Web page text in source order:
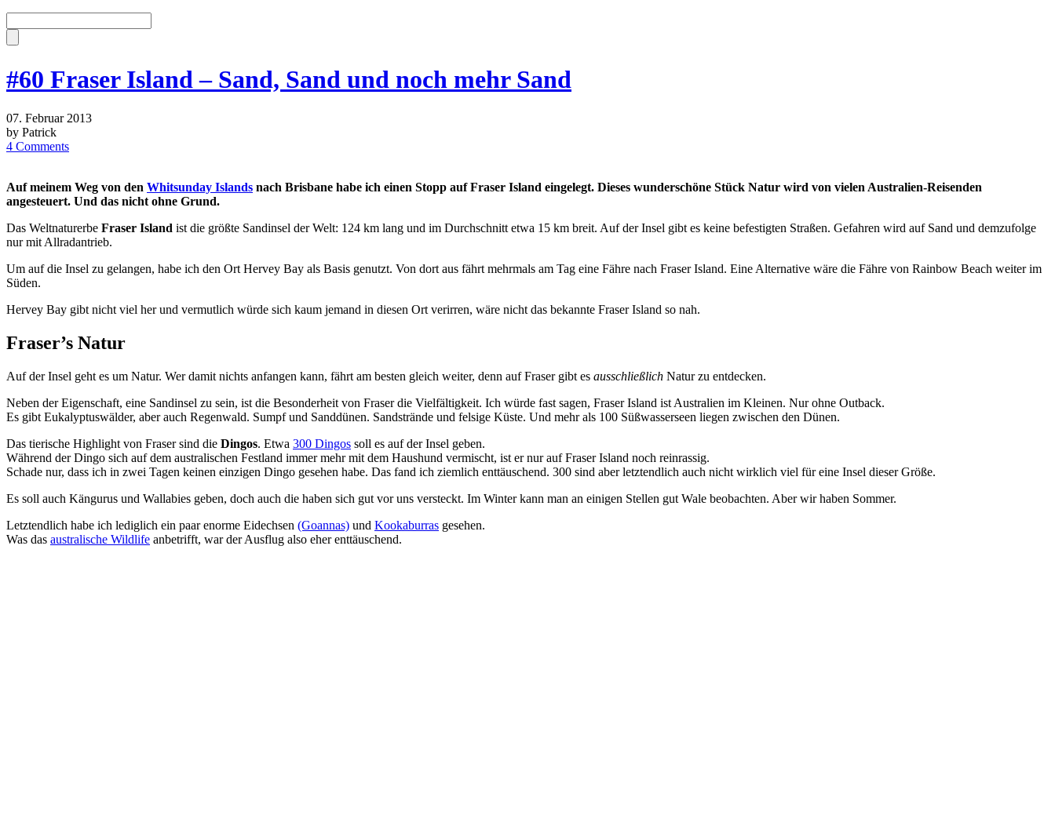
#60 Fraser Island – Sand, Sand und noch mehr Sand
07. Februar 2013
by Patrick
4 Comments
Auf meinem Weg von den Whitsunday Islands nach Brisbane habe ich einen Stopp auf Fraser Island eingelegt. Dieses wunderschöne Stück Natur wird von vielen Australien-Reisenden
angesteuert. Und das nicht ohne Grund.
Das Weltnaturerbe Fraser Island ist die größte Sandinsel der Welt: 124 km lang und im Durchschnitt etwa 15 km breit. Auf der Insel gibt es keine befestigten Straßen. Gefahren wird auf Sand und demzufolge
nur mit Allradantrieb.
Um auf die Insel zu gelangen, habe ich den Ort Hervey Bay als Basis genutzt. Von dort aus fährt mehrmals am Tag eine Fähre nach Fraser Island. Eine Alternative wäre die Fähre von Rainbow Beach weiter im
Süden.
Hervey Bay gibt nicht viel her und vermutlich würde sich kaum jemand in diesen Ort verirren, wäre nicht das bekannte Fraser Island so nah.
Fraser’s Natur
Auf der Insel geht es um Natur. Wer damit nichts anfangen kann, fährt am besten gleich weiter, denn auf Fraser gibt es ausschließlich Natur zu entdecken.
Neben der Eigenschaft, eine Sandinsel zu sein, ist die Besonderheit von Fraser die Vielfältigkeit. Ich würde fast sagen, Fraser Island ist Australien im Kleinen. Nur ohne Outback.
Es gibt Eukalyptuswälder, aber auch Regenwald. Sumpf und Sanddünen. Sandstrände und felsige Küste. Und mehr als 100 Süßwasserseen liegen zwischen den Dünen.
Das tierische Highlight von Fraser sind die Dingos. Etwa 300 Dingos soll es auf der Insel geben.
Während der Dingo sich auf dem australischen Festland immer mehr mit dem Haushund vermischt, ist er nur auf Fraser Island noch reinrassig.
Schade nur, dass ich in zwei Tagen keinen einzigen Dingo gesehen habe. Das fand ich ziemlich enttäuschend. 300 sind aber letztendlich auch nicht wirklich viel für eine Insel dieser Größe.
Es soll auch Kängurus und Wallabies geben, doch auch die haben sich gut vor uns versteckt. Im Winter kann man an einigen Stellen gut Wale beobachten. Aber wir haben Sommer.
Letztendlich habe ich lediglich ein paar enorme Eidechsen (Goannas) und Kookaburras gesehen.
Was das australische Wildlife anbetrifft, war der Ausflug also eher enttäuschend.